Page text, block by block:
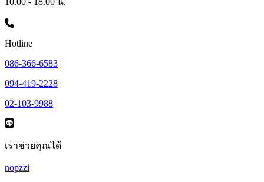
Hotline
086-366-6583
094-419-2228
02-103-9988
เราช่วยคุณได้
nopzzi